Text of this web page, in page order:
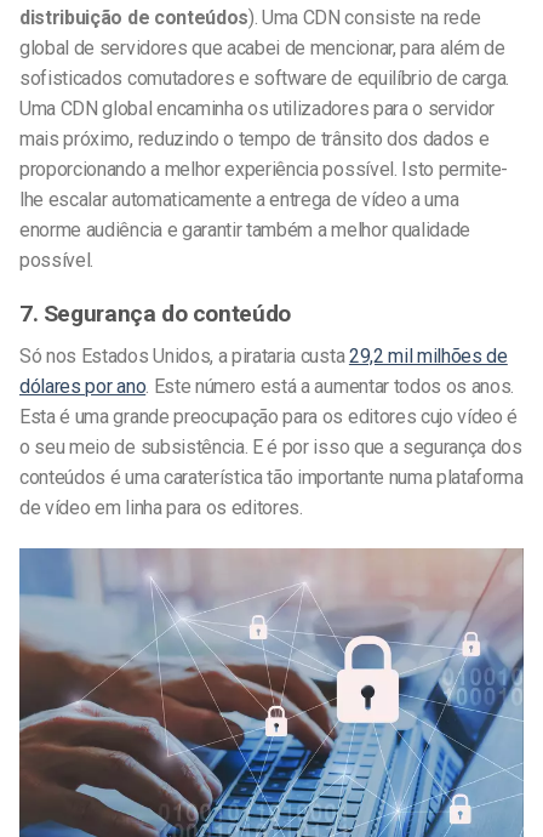
distribuição de conteúdos). Uma CDN consiste na rede
global de servidores que acabei de mencionar, para além de
sofisticados comutadores e software de equilíbrio de carga.
Uma CDN global encaminha os utilizadores para o servidor
mais próximo, reduzindo o tempo de trânsito dos dados e
proporcionando a melhor experiência possível. Isto permite-
lhe escalar automaticamente a entrega de vídeo a uma
enorme audiência e garantir também a melhor qualidade
possível.
7. Segurança do conteúdo
Só nos Estados Unidos, a pirataria custa29,2 mil milhões de
dólares por ano. Este número está a aumentar todos os anos.
Esta é uma grande preocupação para os editores cujo vídeo é
o seu meio de subsistência. E é por isso que a segurança dos
conteúdos é uma caraterística tão importante numa plataforma
de vídeo em linha para os editores.